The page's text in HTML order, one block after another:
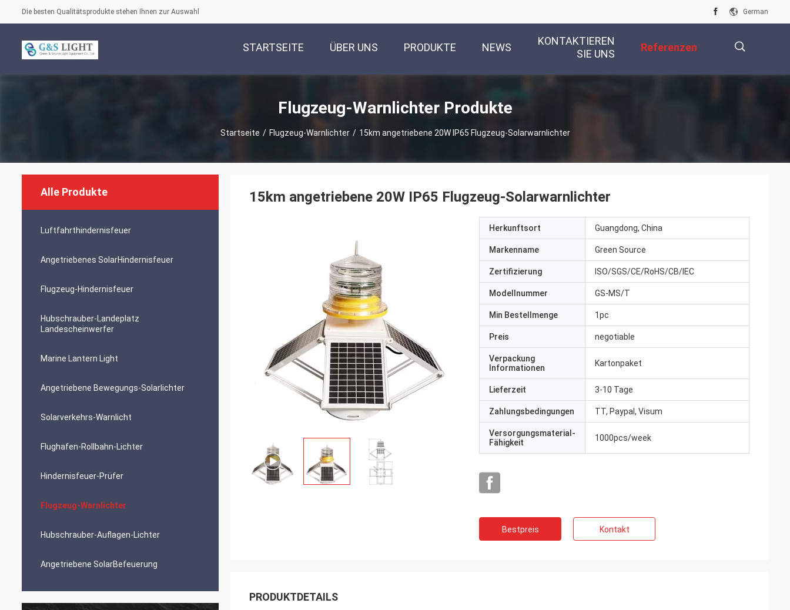
Die besten Qualitätsprodukte stehen Ihnen zur Auswahl German
STARTSEITE ÜBER UNS PRODUKTE NEWS
KONTAKTIEREN
SIE UNS
Referenzen
Flugzeug-Warnlichter Produkte
Startseite / Flugzeug-Warnlichter / 15km angetriebene 20W IP65 Flugzeug-Solarwarnlichter
Alle Produkte
Luftfahrthindernisfeuer
Angetriebenes SolarHindernisfeuer
Flugzeug-Hindernisfeuer
Hubschrauber-Landeplatz
Landescheinwerfer
Marine Lantern Light
Angetriebene Bewegungs-Solarlichter
Solarverkehrs-Warnlicht
Flughafen-Rollbahn-Lichter
Hindernisfeuer-Prüfer
Flugzeug-Warnlichter
Hubschrauber-Auflagen-Lichter
Angetriebene SolarBefeuerung
15km angetriebene 20W IP65 Flugzeug-Solarwarnlichter
Herkunftsort Guangdong, China
Markenname Green Source
Zertifizierung ISO/SGS/CE/RoHS/CB/IEC
Modellnummer GS-MS/T
Min Bestellmenge 1pc
Preis negotiable
Verpackung
Informationen
Kartonpaket
Lieferzeit 3-10 Tage
Zahlungsbedingungen TT, Paypal, Visum
Versorgungsmaterial-
Fähigkeit
1000pcs/week
Bestpreis Kontakt
PRODUKTDETAILS